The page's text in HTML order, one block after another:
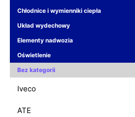
Chłodnice i wymienniki ciepła
Układ wydechowy
Elementy nadwozia
Oświetlenie
Bez kategorii
Iveco
ATE